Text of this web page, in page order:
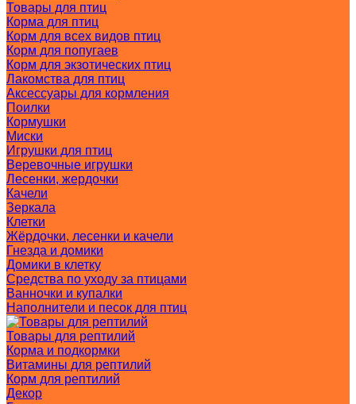
Товары для птиц
Корма для птиц
Корм для всех видов птиц
Корм для попугаев
Корм для экзотических птиц
Лакомства для птиц
Аксессуары для кормления
Поилки
Кормушки
Миски
Игрушки для птиц
Веревочные игрушки
Лесенки, жердочки
Качели
Зеркала
Клетки
Жёрдочки, лесенки и качели
Гнезда и домики
Домики в клетку
Средства по уходу за птицами
Ванночки и купалки
Наполнители и песок для птиц
Товары для рептилий
Корма и подкормки
Витамины для рептилий
Корм для рептилий
Декор